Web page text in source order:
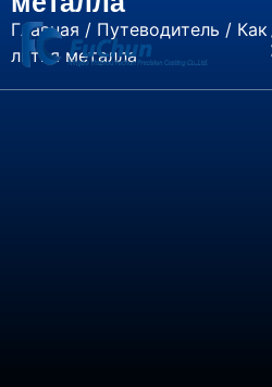
Главная / Путеводитель / Как
литья металла